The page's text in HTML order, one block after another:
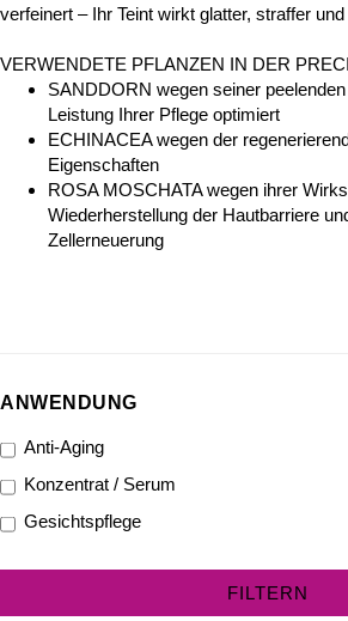
verfeinert – Ihr Teint wirkt glatter, straffer
VERWENDETE PFLANZEN IN DER
SANDDORN wegen seiner
Leistung Ihrer Pflege optimiert
ECHINACEA wegen der
Eigenschaften
ROSA MOSCHATA wegen ihrer
Wiederherstellung der Hautbarriere
Zellerneuerung
ANWENDUNG
ANWENDUNG
Anti-Aging
Konzentrat / Serum
Gesichtspflege
FILTERN